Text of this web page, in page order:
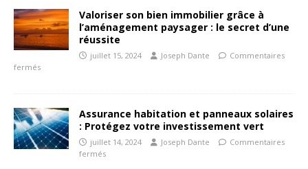
Valoriser son bien immobilier grâce à
l’aménagement paysager : le secret d’une
réussite
juillet 15, 2024 Joseph Dante
Commentaires
fermés
Assurance habitation et panneaux solaires
: Protégez votre investissement vert
juillet 14, 2024 Joseph Dante
Commentaires
fermés